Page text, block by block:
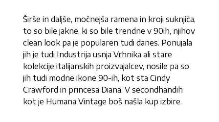
Širše in daljše, močnejša ramena in kroji suknjiča,
to so bile jakne, ki so bile trendne v 90ih, njihov
clean look pa je popularen tudi danes. Ponujala
jih je tudi Industrija usnja Vrhnika ali stare
kolekcije italijanskih proizvajalcev, nosile pa so
jih tudi modne ikone 90-ih, kot sta Cindy
Crawford in princesa Diana. V secondhandih
kot je Humana Vintage boš našla kup izbire.